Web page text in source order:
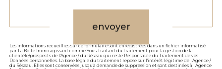
envoyer
Les informations recueillies sur ce formulaire sont enregistrées dans un fichier informatisé
par La Boite Immo agissant comme Sous-traitant du traitement pour la gestion de la
clientèle/prospects de l'Agence / du Réseau qui reste Responsable du Traitement de vos
Données personnelles. La base légale du traitement repose sur l'intérêt légitime de l'Agence /
du Réseau. Elles sont conservées jusqu'à demande de suppression et sont destinées à l'Agence